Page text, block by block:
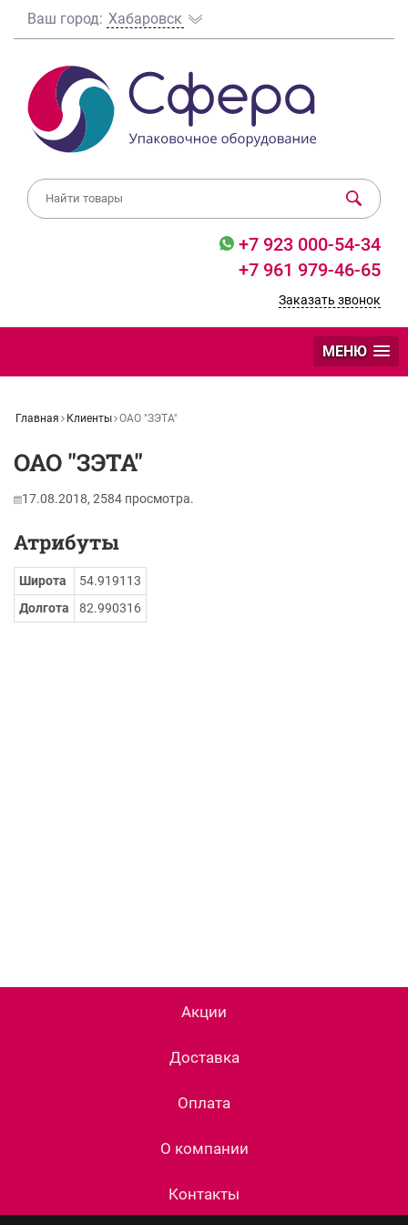
Ваш город: Хабаровск
+7 923 000-54-34
+7 961 979-46-65
Заказать звонок
МЕНЮ
Главная Клиенты ОАО "ЗЭТА"
ОАО "ЗЭТА"
17.08.2018, 2584 просмотра.
Атрибуты
Широта
54.919113
Долгота
82.990316
Акции
Доставка
Оплата
О компании
Контакты